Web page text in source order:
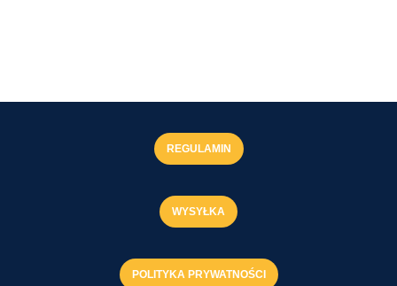
REGULAMIN
WYSYŁKA
POLITYKA PRYWATNOŚCI